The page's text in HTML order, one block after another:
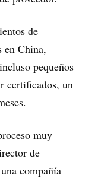
de
en China,
pequeños
certificados, un
muy
de
compañía